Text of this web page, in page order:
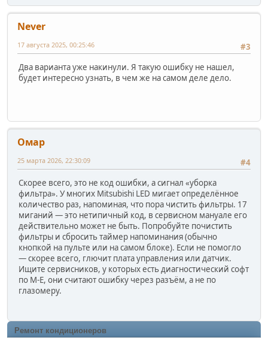
Never
#3
17 августа 2025, 00:25:46
Два варианта уже накинули. Я такую ошибку не нашел,
будет интересно узнать, в чем же на самом деле дело.
Омар
#4
25 марта 2026, 22:30:09
Скорее всего, это не код ошибки, а сигнал «уборка
фильтра». У многих Mitsubishi LED мигает определённое
количество раз, напоминая, что пора чистить фильтры. 17
миганий — это нетипичный код, в сервисном мануале его
действительно может не быть. Попробуйте почистить
фильтры и сбросить таймер напоминания (обычно
кнопкой на пульте или на самом блоке). Если не помогло
— скорее всего, глючит плата управления или датчик.
Ищите сервисников, у которых есть диагностический софт
по M-E, они считают ошибку через разъём, а не по
глазомеру.
Ремонт кондиционеров